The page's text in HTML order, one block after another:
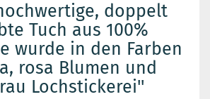
doppelt
Tuch aus 100%
wurde in den Farben
rosa Blumen und
Lochstickerei''